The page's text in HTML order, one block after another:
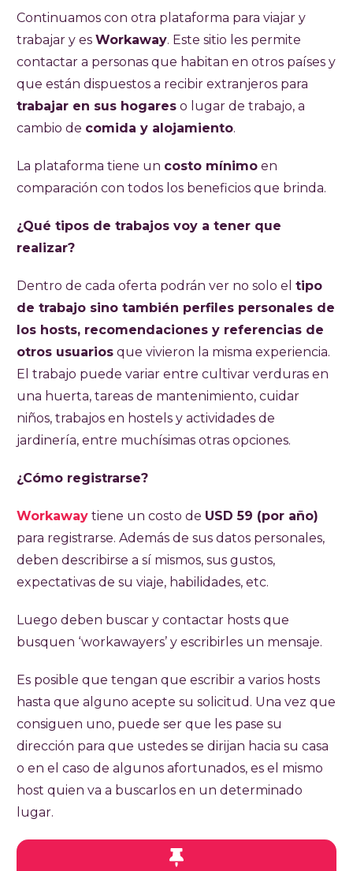
Continuamos con otra plataforma para viajar y
trabajar y es Workaway. Este sitio les permite
contactar a personas que habitan en otros países y
que están dispuestos a recibir extranjeros para
trabajar en sus hogares o lugar de trabajo, a
cambio de comida y alojamiento.
La plataforma tiene un costo mínimo en
comparación con todos los beneficios que brinda.
¿Qué tipos de trabajos voy a tener que
realizar?
Dentro de cada oferta podrán ver no solo el tipo
de trabajo sino también perfiles personales de
los hosts, recomendaciones y referencias de
otros usuarios que vivieron la misma experiencia.
El trabajo puede variar entre cultivar verduras en
una huerta, tareas de mantenimiento, cuidar
niños, trabajos en hostels y actividades de
jardinería, entre muchísimas otras opciones.
¿Cómo registrarse?
Workaway tiene un costo de USD 59 (por año)
para registrarse. Además de sus datos personales,
deben describirse a sí mismos, sus gustos,
expectativas de su viaje, habilidades, etc.
Luego deben buscar y contactar hosts que
busquen ‘workawayers’ y escribirles un mensaje.
Es posible que tengan que escribir a varios hosts
hasta que alguno acepte su solicitud. Una vez que
consiguen uno, puede ser que les pase su
dirección para que ustedes se dirijan hacia su casa
o en el caso de algunos afortunados, es el mismo
host quien va a buscarlos en un determinado
lugar.